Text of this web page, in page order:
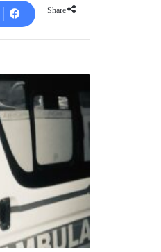
Share
مٹہ
بالاسور
میں
مکان
کی
چھت
گرنے
سے
5
افراد
زخمی۔۔۔